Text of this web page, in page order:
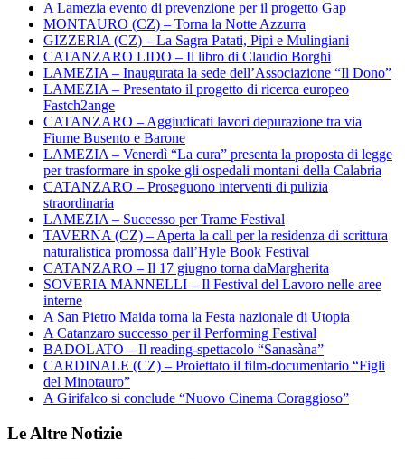
A Lamezia evento di prevenzione per il progetto Gap
MONTAURO (CZ) – Torna la Notte Azzurra
GIZZERIA (CZ) – La Sagra Patati, Pipi e Mulingiani
CATANZARO LIDO – Il libro di Claudio Borghi
LAMEZIA – Inaugurata la sede dell’Associazione “Il Dono”
LAMEZIA – Presentato il progetto di ricerca europeo
Fastch2ange
CATANZARO – Aggiudicati lavori depurazione tra via
Fiume Busento e Barone
LAMEZIA – Venerdì “La cura” presenta la proposta di legge
per trasformare in spoke gli ospedali montani della Calabria
CATANZARO – Proseguono interventi di pulizia
straordinaria
LAMEZIA – Successo per Trame Festival
TAVERNA (CZ) – Aperta la call per la residenza di scrittura
naturalistica promossa dall’Hyle Book Festival
CATANZARO – Il 17 giugno torna daMargherita
SOVERIA MANNELLI – Il Festival del Lavoro nelle aree
interne
A San Pietro Maida torna la Festa nazionale di Utopia
A Catanzaro successo per il Performing Festival
BADOLATO – Il reading-spettacolo “Sanasàna”
CARDINALE (CZ) – Proiettato il film-documentario “Figli
del Minotauro”
A Girifalco si conclude “Nuovo Cinema Coraggioso”
Le Altre Notizie